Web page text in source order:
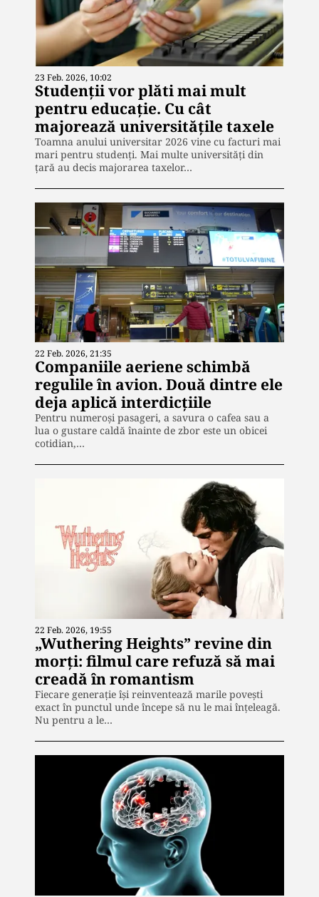
23 Feb. 2026, 10:02
Studenții vor plăti mai mult
pentru educaţie. Cu cât
majorează universitățile taxele
Toamna anului universitar 2026 vine cu facturi mai
mari pentru studenți. Mai multe universități din
țară au decis majorarea taxelor…
22 Feb. 2026, 21:35
Companiile aeriene schimbă
regulile în avion. Două dintre ele
deja aplică interdicțiile
Pentru numeroși pasageri, a savura o cafea sau a
lua o gustare caldă înainte de zbor este un obicei
cotidian,…
22 Feb. 2026, 19:55
„Wuthering Heights” revine din
morți: filmul care refuză să mai
creadă în romantism
Fiecare generație își reinventează marile povești
exact în punctul unde începe să nu le mai înțeleagă.
Nu pentru a le…